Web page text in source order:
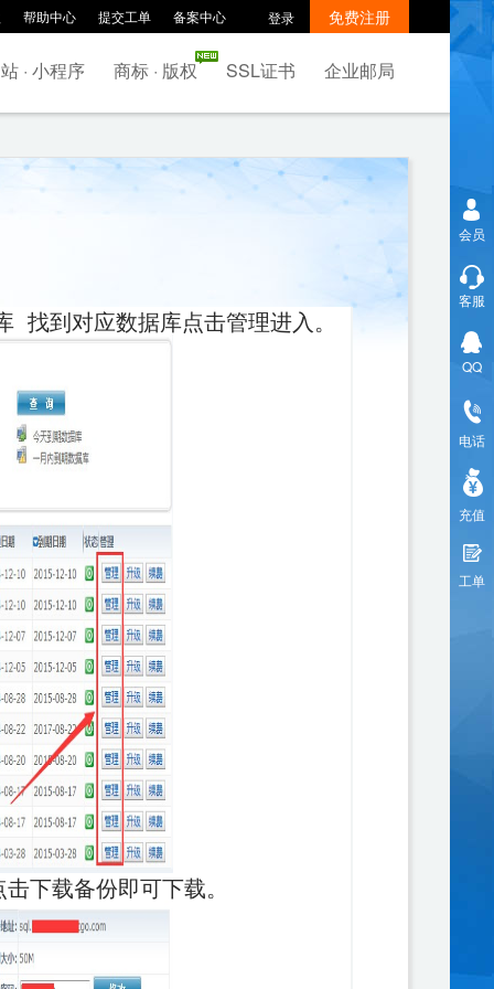
帮助中心 提交工单 备案中心 登录 免费注册
· 小程序 商标 · 版权 SSL证书 企业邮局
找到对应数据库点击管理进入。
下载备份即可下载。
会员
客服
QQ
电话
充值
工单